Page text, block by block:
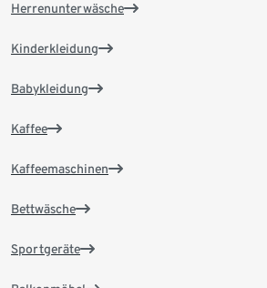
Herrenunterwäsche
Kinderkleidung
Babykleidung
Kaffee
Kaffeemaschinen
Bettwäsche
Sportgeräte